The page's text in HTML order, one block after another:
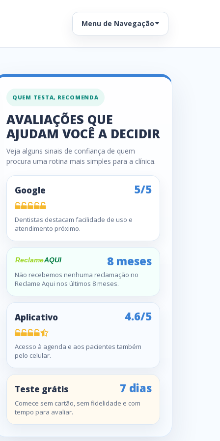
Menu de Navegação
QUEM TESTA, RECOMENDA
AVALIAÇÕES QUE
AJUDAM VOCÊ A DECIDIR
Veja alguns sinais de confiança de quem
procura uma rotina mais simples para a clínica.
Google 5/5
Dentistas destacam facilidade de uso e
atendimento próximo.
8 meses
Não recebemos nenhuma reclamação no
Reclame Aqui nos últimos 8 meses.
Aplicativo 4.6/5
Acesso à agenda e aos pacientes também
pelo celular.
Teste grátis 7 dias
Comece sem cartão, sem fidelidade e com
tempo para avaliar.